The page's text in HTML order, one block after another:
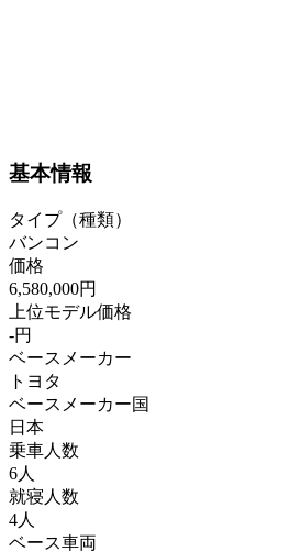
基本情報
タイプ（種類）
バンコン
価格
6,580,000円
上位モデル価格
-円
ベースメーカー
トヨタ
ベースメーカー国
日本
乗車人数
6人
就寝人数
4人
ベース車両